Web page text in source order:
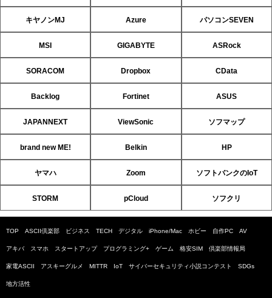
キヤノンMJ Azure パソコンSEVEN
MSI GIGABYTE ASRock
SORACOM Dropbox CData
Backlog Fortinet ASUS
JAPANNEXT ViewSonic ソフマップ
brand new ME! Belkin HP
ヤマハ Zoom ソフトバンクのIoT
STORM pCloud ソフクリ
TOP ASCII倶楽部 ビジネス TECH デジタル iPhone/Mac ホビー 自作PC AV
アキバ スマホ スタートアップ プログラミング+ ゲーム 格安SIM 倶楽部情報局
家電ASCII アスキーグルメ MITTR IoT サイバーセキュリティ小説コンテスト SDGs
地方活性